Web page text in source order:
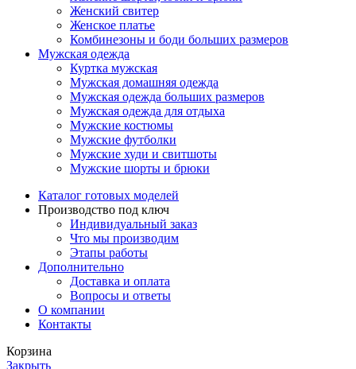
Женский свитер
Женское платье
Комбинезоны и боди больших размеров
Мужская одежда
Куртка мужская
Мужская домашняя одежда
Мужская одежда больших размеров
Мужская одежда для отдыха
Мужские костюмы
Мужские футболки
Мужские худи и свитшоты
Мужские шорты и брюки
Каталог готовых моделей
Производство под ключ
Индивидуальный заказ
Что мы производим
Этапы работы
Дополнительно
Доставка и оплата
Вопросы и ответы
О компании
Контакты
Корзина
Закрыть